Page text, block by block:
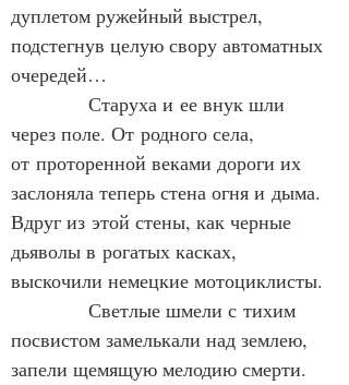
дуплетом ружейный выстрел,
подстегнув целую свору автоматных
очередей…
Старуха и ее внук шли
через поле. От родного села,
от проторенной веками дороги их
заслоняла теперь стена огня и дыма.
Вдруг из этой стены, как черные
дьяволы в рогатых касках,
выскочили немецкие мотоциклисты.
Светлые шмели с тихим
посвистом замелькали над землею,
запели щемящую мелодию смерти.